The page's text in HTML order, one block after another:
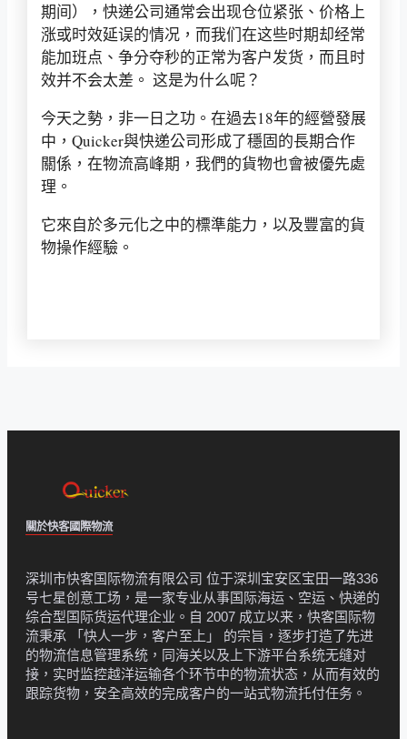
期间），快递公司通常会出现仓位紧张、价格上
涨或时效延误的情况，而我们在这些时期却经常
能加班点、争分夺秒的正常为客户发货，而且时
效并不会太差。 这是为什么呢？
今天之勢，非一日之功。在過去18年的經營發展
中，Quicker與快递公司形成了穩固的長期合作
關係，在物流高峰期，我們的貨物也會被優先處
理。
它來自於多元化之中的標準能力，以及豐富的貨
物操作經驗。
關於快客國際物流
深圳市快客国际物流有限公司 位于深圳宝安区宝田一路336
号七星创意工场，是一家专业从事国际海运、空运、快递的
综合型国际货运代理企业。自 2007 成立以来，快客国际物
流秉承 「快人一步，客户至上」 的宗旨，逐步打造了先进
的物流信息管理系统，同海关以及上下游平台系统无缝对
接，实时监控越洋运输各个环节中的物流状态，从而有效的
跟踪货物，安全高效的完成客户的一站式物流托付任务。